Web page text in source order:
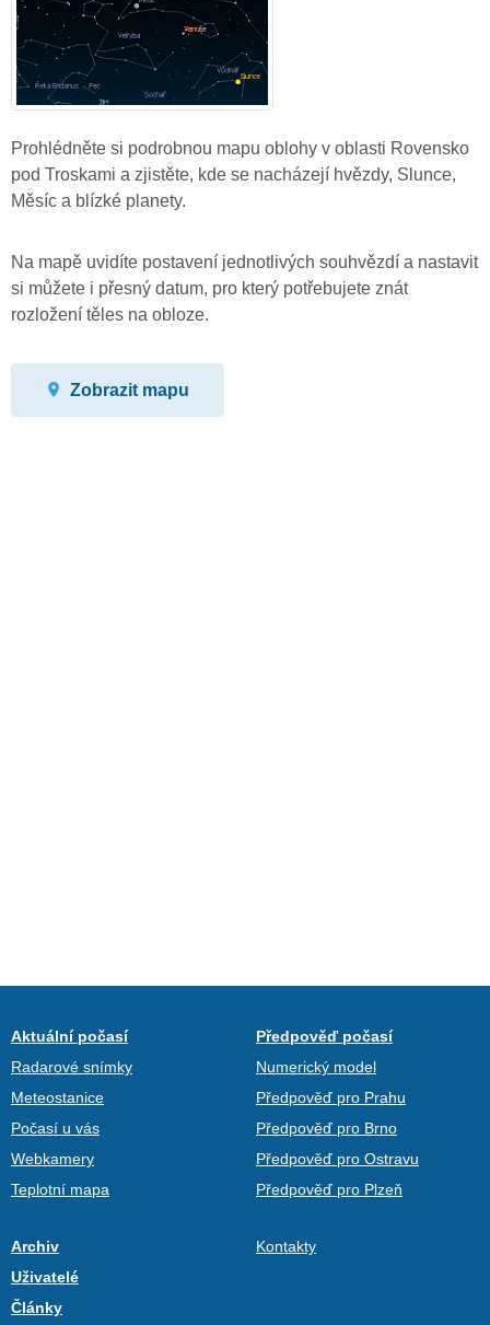
Prohlédněte si podrobnou mapu oblohy v oblasti Rovensko
pod Troskami a zjistěte, kde se nacházejí hvězdy, Slunce,
Měsíc a blízké planety.
Na mapě uvidíte postavení jednotlivých souhvězdí a nastavit
si můžete i přesný datum, pro který potřebujete znát
rozložení těles na obloze.
Zobrazit mapu
Aktuální počasí
Radarové snímky
Meteostanice
Počasí u vás
Webkamery
Teplotní mapa
Předpověď počasí
Numerický model
Předpověď pro Prahu
Předpověď pro Brno
Předpověď pro Ostravu
Předpověď pro Plzeň
Archiv
Uživatelé
Články
Kontakty